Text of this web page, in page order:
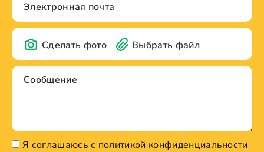
Сделать фото Выбрать файл
Я соглашаюсь с политикой конфиденциальности